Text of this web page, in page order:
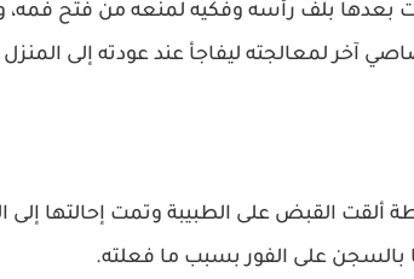
بعدها بلف رأسه وفكيه لمنعه من فتح فمه،
آخر لمعالجته ليفاجأ عند عودته إلى
القبض على الطبيبة وتمت إحالتها إلى
بالسجن على الفور بسبب ما فعلته.